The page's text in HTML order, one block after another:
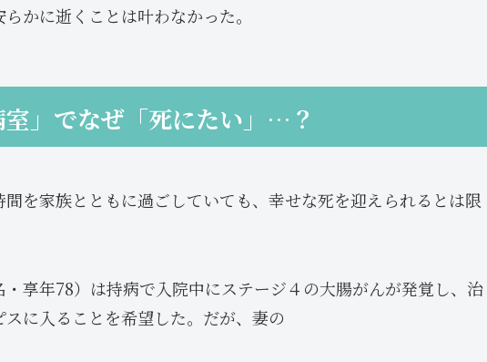
かに逝くことは叶わなかった。
室」でなぜ「死にたい」…？
を家族とともに過ごしていても、幸せな死を迎えられるとは限
享年78）は持病で入院中にステージ４の大腸がんが発覚し、治
に入ることを希望した。だが、妻の